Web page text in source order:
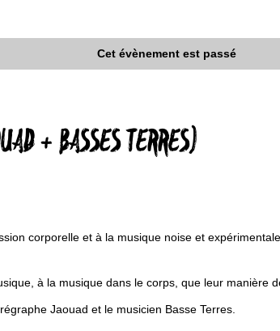
Cet évènement est passé
+ BASSES TERRES)
corporelle et à la musique noise et
à la musique dans le corps, que leur manière
Jaouad et le musicien Basse Terres.